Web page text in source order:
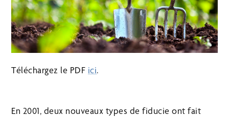
Téléchargez le PDF ici.
En 2001, deux nouveaux types de fiducie ont fait